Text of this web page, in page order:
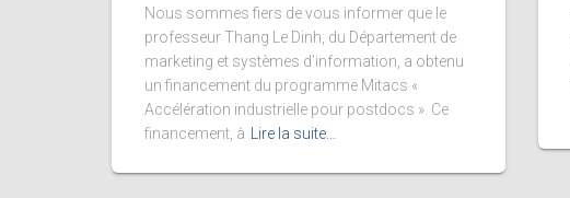
Nous sommes fiers de vous informer que le
professeur Thang Le Dinh, du Département de
marketing et systèmes d’information, a obtenu
un financement du programme Mitacs «
Accélération industrielle pour postdocs ». Ce
financement, à
Lire la suite…